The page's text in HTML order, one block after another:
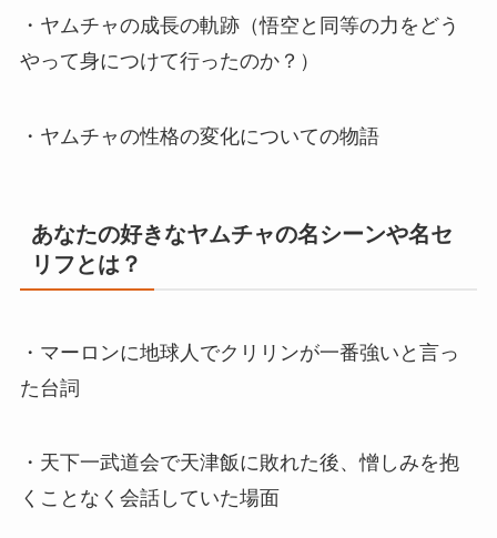
・ヤムチャの成長の軌跡（悟空と同等の力をどう
やって身につけて行ったのか？）
・ヤムチャの性格の変化についての物語
あなたの好きなヤムチャの名シーンや名セ
リフとは？
・マーロンに地球人でクリリンが一番強いと言っ
た台詞
・天下一武道会で天津飯に敗れた後、憎しみを抱
くことなく会話していた場面